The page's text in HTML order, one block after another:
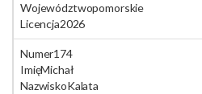
Województwopomorskie
Licencja2026
Numer174
ImięMichał
NazwiskoKalata